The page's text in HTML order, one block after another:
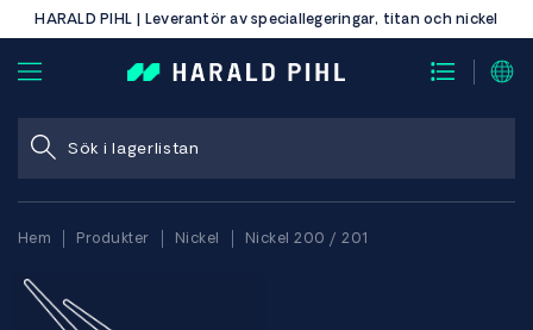
HARALD PIHL | Leverantör av speciallegeringar, titan och nickel
Hem Produkter Nickel Nickel 200 / 201